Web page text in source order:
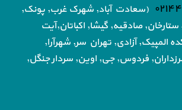
(سعادت آباد, شهرک غرب, پونک,
صادقیه, گیشا, اکباتان,آیت
المپیک, آزادی, تهران سر, شهرآرا,
فردوس, جی, اوین, سردار جنگل,